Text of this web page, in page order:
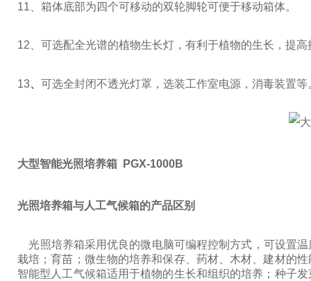
11 、箱体底部为四个可移动的双轮脚轮可便于移动箱体。
12 、可选配全光谱的植物生长灯，有利于植物的生长，提
13、 可选全封闭不透光灯罩，选装工作室电源，消毒装置等
大型智能光照培养箱 PGX-1000B
光照培养箱与人工气候箱的产品区别
光照培养箱采用优良的微电脑可编程控制方式，可设置
栽培；育苗；微生物的培养和保存、药材、木材、建材的
智能型人工气候箱适用于植物的生长和组织的培养；种子